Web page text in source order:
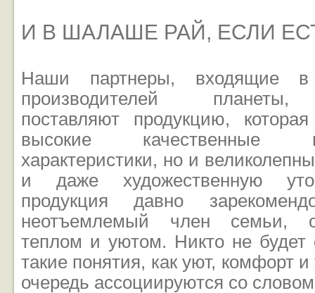
И В ШАЛАШЕ РАЙ, ЕСЛИ
Наши партнеры, входящие в
производителей планеты,
поставляют продукцию,
высокие качественные
характеристики, но и
и даже художественную
продукция давно
неотъемлемый член семьи,
теплом и уютом. Никто не будет
такие понятия, как уют, комфорт
очередь ассоциируются со